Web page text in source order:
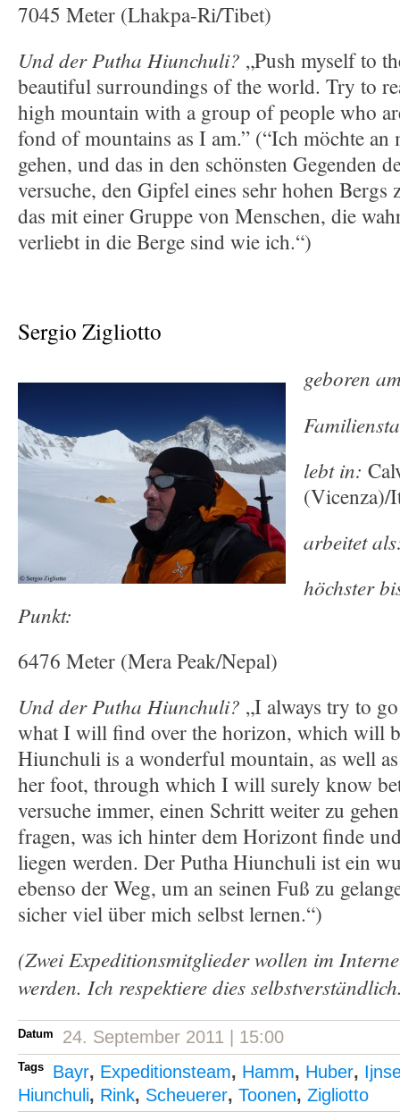
7045 Meter (Lhakpa-Ri/Tibet)
Und der Putha Hiunchuli? „Push myself to
beautiful surroundings of the world. Try to
high mountain with a group of people who
fond of mountains as I am.” (“Ich möchte an
gehen, und das in den schönsten Gegenden
versuche, den Gipfel eines sehr hohen Bergs
das mit einer Gruppe von Menschen, die
verliebt in die Berge sind wie ich.“)
Sergio Zigliotto
geboren
lebt in:
(Vicenza)/
arbeitet
höchster
Punkt:
6476 Meter (Mera Peak/Nepal)
Und der Putha Hiunchuli? „I always try to
what I will find over the horizon, which will
Hiunchuli is a wonderful mountain, as well
her foot, through which I will surely know
versuche immer, einen Schritt weiter zu
fragen, was ich hinter dem Horizont finde
liegen werden. Der Putha Hiunchuli ist ein
ebenso der Weg, um an seinen Fuß zu
sicher viel über mich selbst lernen.“)
(Zwei Expeditionsmitglieder wollen im
werden. Ich respektiere dies
Datum 24. September 2011 | 15:00
Tags Bayr, Expeditionsteam, Hamm, Huber,
Hiunchuli, Rink, Scheuerer, Toonen, Zigliotto